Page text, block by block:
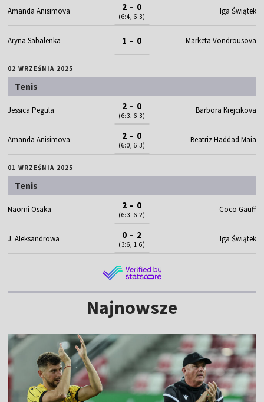
Amanda Anisimova 2 - 0
(6:4, 6:3)
Iga Świątek
Aryna Sabalenka 1 - 0 Marketa Vondrousova
02 WRZEŚNIA 2025
Tenis
Jessica Pegula 2 - 0
(6:3, 6:3)
Barbora Krejcikova
Amanda Anisimova 2 - 0
(6:0, 6:3)
Beatriz Haddad Maia
01 WRZEŚNIA 2025
Tenis
Naomi Osaka 2 - 0
(6:3, 6:2)
Coco Gauff
J. Aleksandrowa 0 - 2
(3:6, 1:6)
Iga Świątek
Najnowsze